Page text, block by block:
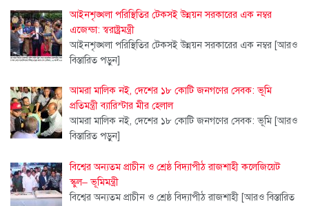
আইনশৃঙ্খলা পরিস্থিতির টেকসই উন্নয়ন সরকারের এক নম্বর
এজেন্ডা: স্বরাষ্ট্রমন্ত্রী
আইনশৃঙ্খলা পরিস্থিতির টেকসই উন্নয়ন সরকারের এক নম্বর [আরও
বিস্তারিত পড়ুন]
আমরা মালিক নই, দেশের ১৮ কোটি জনগণের সেবক: ভূমি
প্রতিমন্ত্রী ব্যারিস্টার মীর হেলাল
আমরা মালিক নই, দেশের ১৮ কোটি জনগণের সেবক: ভূমি [আরও
বিস্তারিত পড়ুন]
বিশ্বের অন্যতম প্রাচীন ও শ্রেষ্ঠ বিদ্যাপীঠ রাজশাহী কলেজিয়েট
স্কুল– ভূমিমন্ত্রী
বিশ্বের অন্যতম প্রাচীন ও শ্রেষ্ঠ বিদ্যাপীঠ রাজশাহী [আরও বিস্তারিত